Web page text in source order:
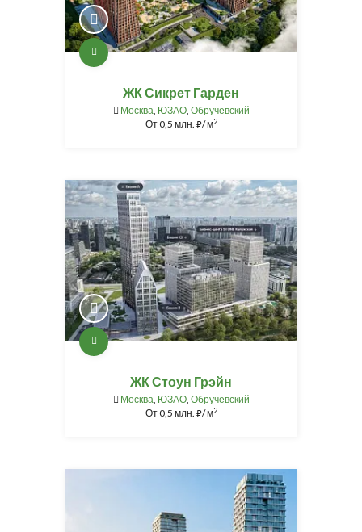
ЖК Сикрет Гарден
Москва, ЮЗАО, Обручевский
От0,5 млн. ⃏/ м2
ЖК Стоун Грэйн
Москва, ЮЗАО, Обручевский
От0,5 млн. ⃏/ м2